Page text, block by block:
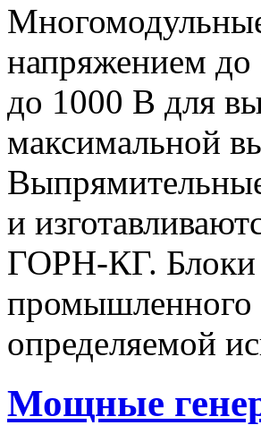
напряжением до
до 1000 В для
максимальной
и
ГОРН-КГ. Блоки
промышленного
определяемой
Мощные